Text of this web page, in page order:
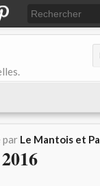
par Le Mantois et